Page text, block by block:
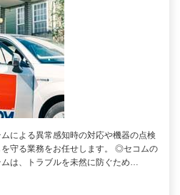
による異常感知時の対応や機器の点検
守る業務をお任せします。 ◎セコムの
は、トラブルを未然に防ぐため…